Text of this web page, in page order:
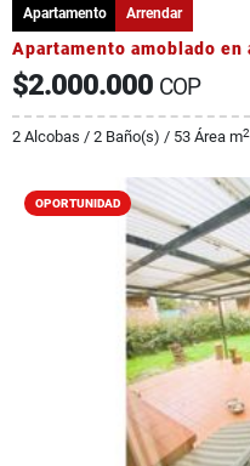
Apartamento Arrendar
$2.000.000 COP
2 Alcobas / 2 Baño(s) / 53 Área m2
OPORTUNIDAD